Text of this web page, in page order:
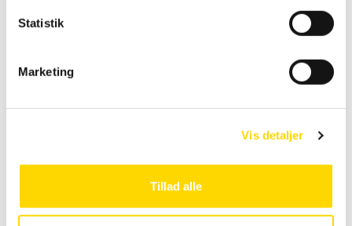
Statistik
Marketing
Vis detaljer
Tillad alle
Leveringstider står på